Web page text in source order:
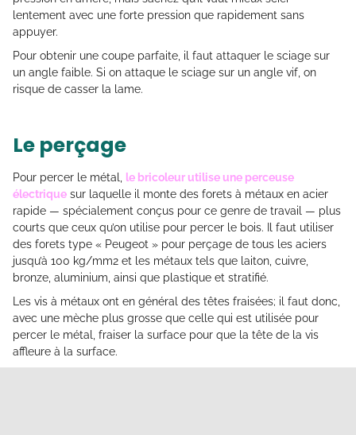
lentement avec une forte pression que rapidement sans
appuyer.
Pour obtenir une coupe parfaite, il faut attaquer le sciage sur
un angle faible. Si on attaque le sciage sur un angle vif, on
risque de casser la lame.
Le perçage
Pour percer le métal, le bricoleur utilise une perceuse
électrique sur laquelle il monte des forets à métaux en acier
rapide — spécialement conçus pour ce genre de travail — plus
courts que ceux qu’on utilise pour percer le bois. Il faut utiliser
des forets type « Peugeot » pour perçage de tous les aciers
jusqu’à 100 kg/mm2 et les métaux tels que laiton, cuivre,
bronze, aluminium, ainsi que plastique et stratifié.
Les vis à métaux ont en général des têtes fraisées; il faut donc,
avec une mèche plus grosse que celle qui est utilisée pour
percer le métal, fraiser la surface pour que la tête de la vis
affleure à la surface.